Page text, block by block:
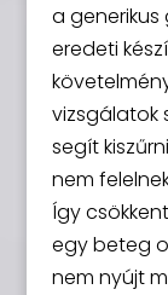
a generikus
eredeti
vizsgálatok
segít
nem
Így
egy beteg
nem nyújt